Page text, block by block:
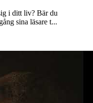
i ditt liv? Bär du
sina läsare t...